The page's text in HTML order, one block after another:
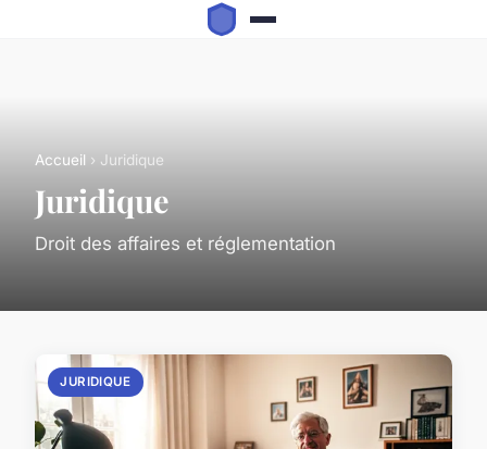
Accueil › Juridique
Juridique
Droit des affaires et réglementation
JURIDIQUE